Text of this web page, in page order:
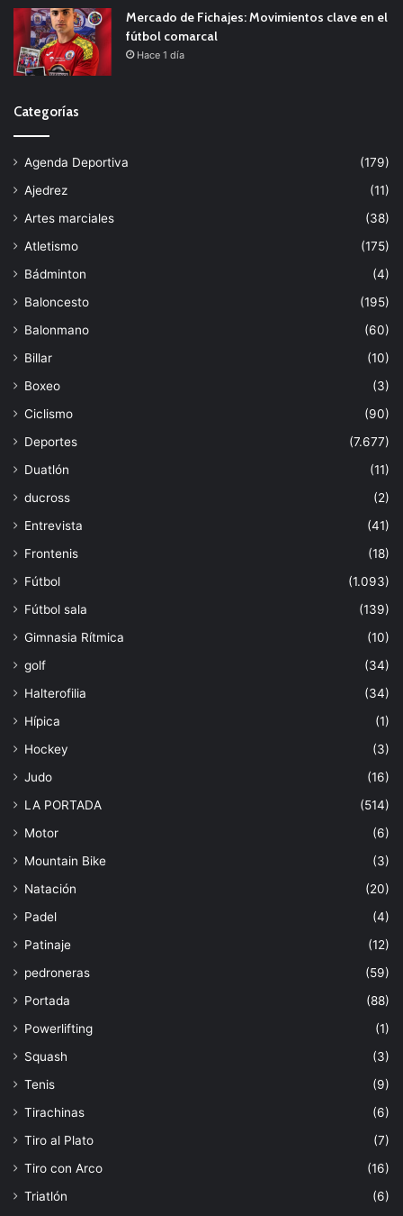
Mercado de Fichajes: Movimientos clave en el
fútbol comarcal
Hace 1 día
Categorías
Agenda Deportiva
(179)
Ajedrez
(11)
Artes marciales
(38)
Atletismo
(175)
Bádminton
(4)
Baloncesto
(195)
Balonmano
(60)
Billar
(10)
Boxeo
(3)
Ciclismo
(90)
Deportes
(7.677)
Duatlón
(11)
ducross
(2)
Entrevista
(41)
Frontenis
(18)
Fútbol
(1.093)
Fútbol sala
(139)
Gimnasia Rítmica
(10)
golf
(34)
Halterofilia
(34)
Hípica
(1)
Hockey
(3)
Judo
(16)
LA PORTADA
(514)
Motor
(6)
Mountain Bike
(3)
Natación
(20)
Padel
(4)
Patinaje
(12)
pedroneras
(59)
Portada
(88)
Powerlifting
(1)
Squash
(3)
Tenis
(9)
Tirachinas
(6)
Tiro al Plato
(7)
Tiro con Arco
(16)
Triatlón
(6)